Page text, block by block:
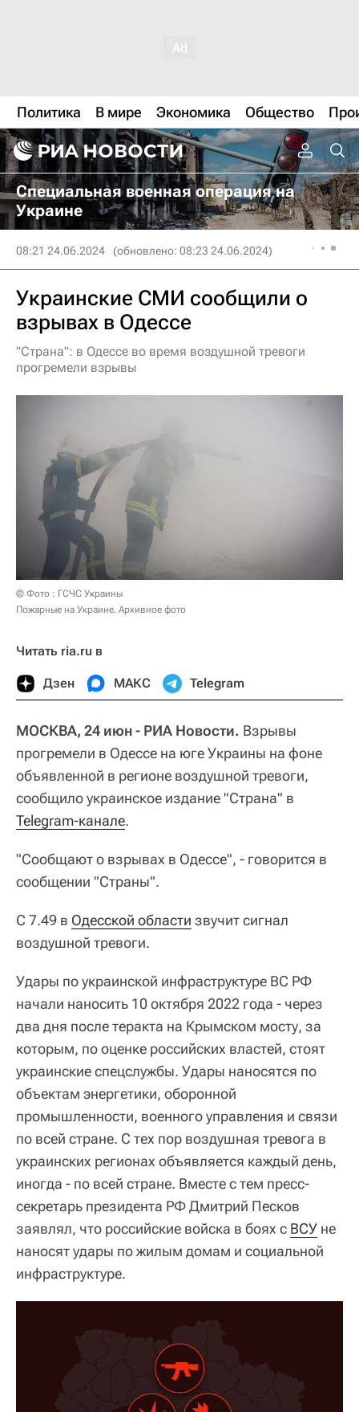
Политика В мире Экономика Общество
Специальная военная операция на
Украине
08:21 24.06.2024 (обновлено: 08:23 24.06.2024)
Украинские СМИ сообщили о
взрывах в Одессе
"Страна": в Одессе во время воздушной тревоги
прогремели взрывы
© Фото : ГСЧС Украины
Пожарные на Украине. Архивное фото
Читать ria.ru в
Дзен МАКС Telegram
МОСКВА, 24 июн - РИА Новости. Взрывы
прогремели в Одессе на юге Украины на фоне
объявленной в регионе воздушной тревоги,
сообщило украинское издание "Страна" в
Telegram-канале.
"Сообщают о взрывах в Одессе", - говорится в
сообщении "Страны".
С 7.49 в Одесской области звучит сигнал
воздушной тревоги.
Удары по украинской инфраструктуре ВС РФ
начали наносить 10 октября 2022 года - через
два дня после теракта на Крымском мосту, за
которым, по оценке российских властей, стоят
украинские спецслужбы. Удары наносятся по
объектам энергетики, оборонной
промышленности, военного управления и связи
по всей стране. С тех пор воздушная тревога в
украинских регионах объявляется каждый день,
иногда - по всей стране. Вместе с тем пресс-
секретарь президента РФ Дмитрий Песков
заявлял, что российские войска в боях с ВСУ не
наносят удары по жилым домам и социальной
инфраструктуре.